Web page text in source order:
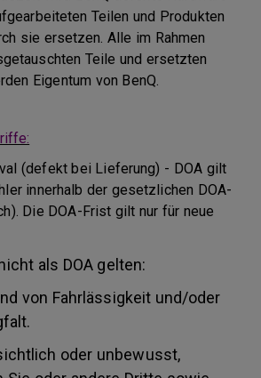
Teilen und Produkten
sie ersetzen. Alle im Rahmen
Teile und ersetzten
Eigentum von BenQ.
(defekt bei Lieferung) - DOA gilt
innerhalb der gesetzlichen DOA-
Die DOA-Frist gilt nur für neue
als DOA gelten:
von Fahrlässigkeit und/oder
oder unbewusst,